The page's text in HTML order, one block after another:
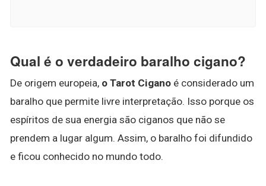
Qual é o verdadeiro baralho cigano?
De origem europeia, o Tarot Cigano é considerado um
baralho que permite livre interpretação. Isso porque os
espíritos de sua energia são ciganos que não se
prendem a lugar algum. Assim, o baralho foi difundido
e ficou conhecido no mundo todo.